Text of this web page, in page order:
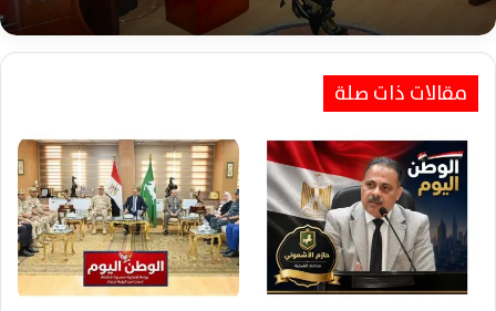
محافظ الشرقية يُجري حركة تنقلات موسعة لتعزيز
كفاءة القيادات التنفيذية وتحسين الخدمات
محافظ الشرقية يفتتح مبنى مركز كفر صقر الجديد
لتسهيل خدمات المواطنين الحكومية
مقالات ذات صلة